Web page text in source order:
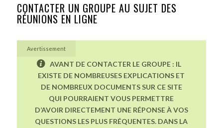
CONTACTER UN GROUPE AU SUJET DES
RÉUNIONS EN LIGNE
Avertissement
AVANT DE CONTACTER LE GROUPE : IL
EXISTE DE NOMBREUSES EXPLICATIONS ET
DE NOMBREUX DOCUMENTS SUR CE SITE
QUI POURRAIENT VOUS PERMETTRE
D’AVOIR DIRECTEMENT UNE RÉPONSE À VOS
QUESTIONS LES PLUS FRÉQUENTES. DANS LA